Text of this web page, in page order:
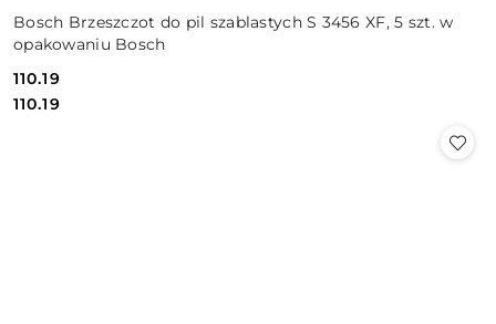
Bosch Brzeszczot do pil szablastych S 3456 XF, 5 szt. w
opakowaniu Bosch
Cena:
110.19
Cena:
110.19